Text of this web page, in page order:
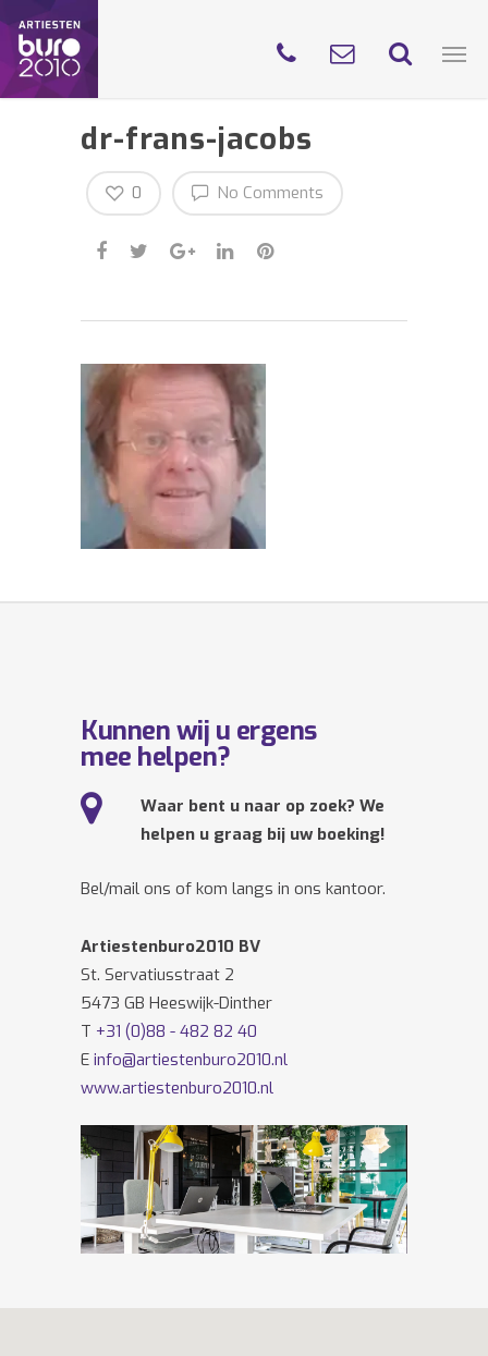
dr-frans-jacobs
No Comments
0
Kunnen wij u ergens
mee helpen?
Waar bent u naar op zoek? We
helpen u graag bij uw boeking!
Bel/mail ons of kom langs in ons kantoor.
Artiestenburo2010 BV
St. Servatiusstraat 2
5473 GB Heeswijk-Dinther
T +31 (0)88 - 482 82 40
E info@artiestenburo2010.nl
www.artiestenburo2010.nl
Volg ons ook opFacebookenTwitter